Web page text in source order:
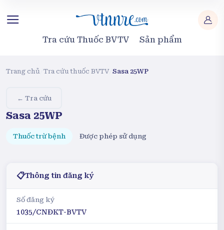
Tra cứu Thuốc BVTV Sản phẩm
Trang chủ Tra cứu thuốc BVTV/ Sasa 25WP
Sasa 25WP
Thuốc trừ bệnh Được phép sử dụng
← Tra cứu
📋Thông tin đăng ký
Số đăng ký
1035/CNĐKT-BVTV